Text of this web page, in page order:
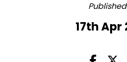
17th Apr